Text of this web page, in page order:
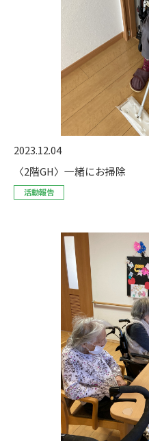
2023.12.04
〈2階GH〉一緒にお掃除
活動報告